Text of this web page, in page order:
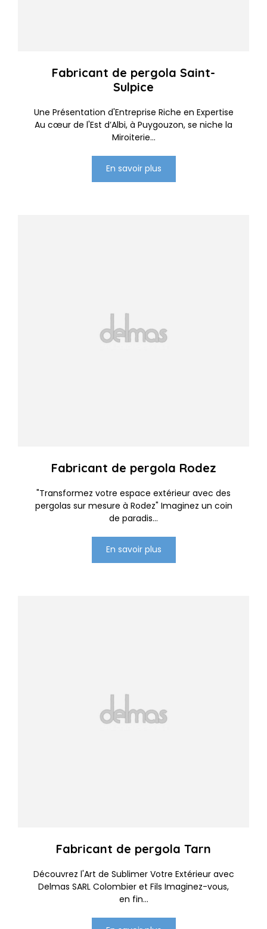
Fabricant de pergola Saint-
Sulpice
Une Présentation d'Entreprise Riche en Expertise
Au cœur de l'Est d’Albi, à Puygouzon, se niche la
Miroiterie...
En savoir plus
Fabricant de pergola Rodez
"Transformez votre espace extérieur avec des
pergolas sur mesure à Rodez" Imaginez un coin
de paradis...
En savoir plus
Fabricant de pergola Tarn
Découvrez l'Art de Sublimer Votre Extérieur avec
Delmas SARL Colombier et Fils Imaginez-vous,
en fin...